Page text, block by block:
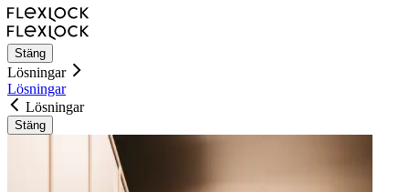
Stäng
Lösningar
Lösningar
Lösningar
Stäng